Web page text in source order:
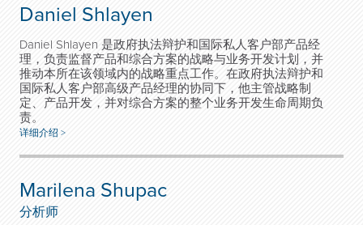
Daniel Shlayen
Daniel Shlayen 是政府执法辩护和国际私人客户部产品经
理，负责监督产品和综合方案的战略与业务开发计划，并
推动本所在该领域内的战略重点工作。在政府执法辩护和
国际私人客户部高级产品经理的协同下，他主管战略制
定、产品开发，并对综合方案的整个业务开发生命周期负
责。
详细介绍 >
Marilena Shupac
分析师